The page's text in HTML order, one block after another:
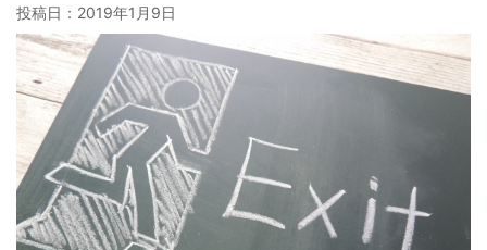
投稿日： 2019年1月9日